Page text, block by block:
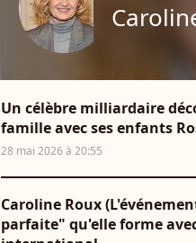
Un célèbre milliardaire
famille avec ses enfants
28 mai 2026 à 20:55
Caroline Roux
parfaite" qu'elle forme